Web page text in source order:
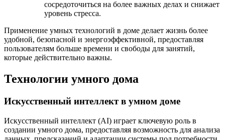
сосредоточиться на более важных делах и снижает
уровень стресса.
Применение умных технологий в доме делает жизнь более
удобной, безопасной и энергоэффективной, предоставляя
пользователям больше времени и свободы для занятий,
которые действительно важны.
Технологии умного дома
Искусственный интеллект в умном доме
Искусственный интеллект (AI) играет ключевую роль в
создании умного дома, предоставляя возможность для анализа